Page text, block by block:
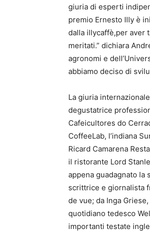
giuria di esperti
premio Ernesto Illy è
dalla illycaffè,per aver
meritati.” dichiara
agronomi e
abbiamo deciso di
La giuria
degustatrice
Cafeicultores do
CoffeeLab, l’indiana
Ricard Camarena
il ristorante Lord
appena guadagnato la
scrittrice e giornalista
de vue; da Inga
quotidiano tedesco
importanti testate